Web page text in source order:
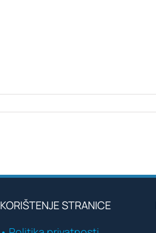
KORIŠTENJE STRANICE